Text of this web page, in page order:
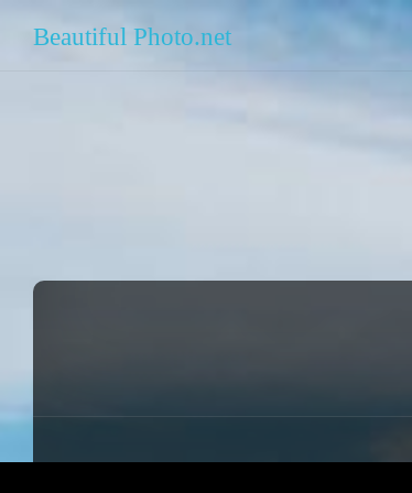
Beautiful Photo.net